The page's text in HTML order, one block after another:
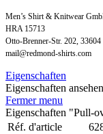
Men’s Shirt & Knitwear
HRA 15713
Otto-Brenner-Str. 202,
mail@redmond-shirts.com
Eigenschaften
Eigenschaften ansehen
Fermer menu
Eigenschaften "Pull-
Réf. d'article